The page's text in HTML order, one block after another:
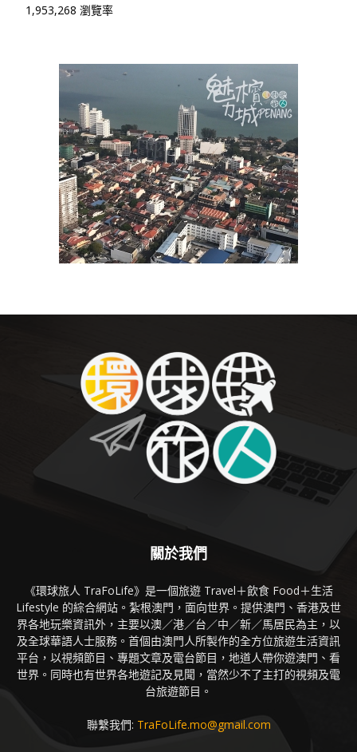
1,953,268 瀏覽率
關於我們
《環球旅人 TraFoLife》是一個旅遊 Travel＋飲食 Food＋生活
Lifestyle 的綜合網站。紮根澳門，面向世界。提供澳門、香港及世
界各地玩樂資訊外，主要以澳／港／台／中／新／馬居民為主，以
及全球華語人士服務。首個由澳門人所製作的全方位旅遊生活資訊
平台，以視頻節目、專題文章及電台節目，地道人帶你遊澳門、看
世界。同時也有世界各地遊記及見聞，當然少不了主打的視頻及電
台旅遊節目。
聯繫我們: TraFoLife.mo@gmail.com